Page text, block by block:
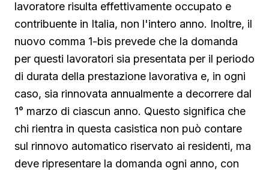
lavoratore risulta effettivamente occupato e
contribuente in Italia, non l'intero anno. Inoltre, il
nuovo comma 1-bis prevede che la domanda
per questi lavoratori sia presentata per il periodo
di durata della prestazione lavorativa e, in ogni
caso, sia rinnovata annualmente a decorrere dal
1° marzo di ciascun anno. Questo significa che
chi rientra in questa casistica non può contare
sul rinnovo automatico riservato ai residenti, ma
deve ripresentare la domanda ogni anno, con